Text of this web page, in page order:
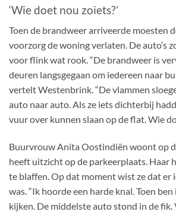
‘Wie doet nou zoiets?’
Toen de brandweer arriveerde moesten
voorzorg de woning verlaten. De auto’s
voor flink wat rook. “De brandweer is
deuren langsgegaan om iedereen naar
vertelt Westenbrink. “De vlammen
auto naar auto. Als ze iets dichterbij
vuur over kunnen slaan op de flat. Wie
Buurvrouw Anita Oostindiën woont op
heeft uitzicht op de parkeerplaats. Haar
te blaffen. Op dat moment wist ze dat er
was. “Ik hoorde een harde knal. Toen
kijken. De middelste auto stond in de